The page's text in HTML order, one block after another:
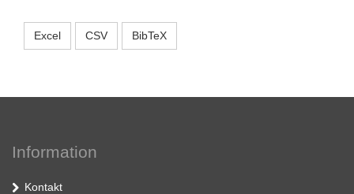
Excel CSV BibTeX
Information
Kontakt